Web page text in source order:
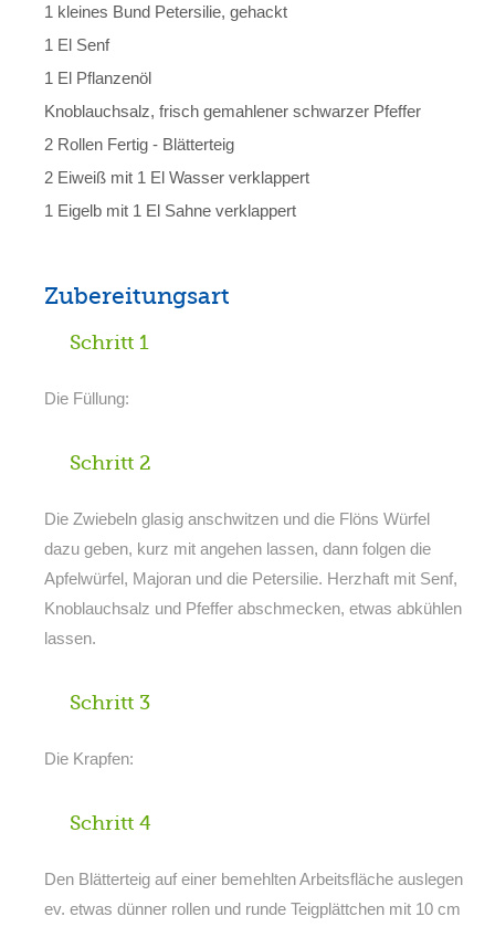
1 kleines Bund Petersilie, gehackt
1 El Senf
1 El Pflanzenöl
Knoblauchsalz, frisch gemahlener schwarzer Pfeffer
2 Rollen Fertig - Blätterteig
2 Eiweiß mit 1 El Wasser verklappert
1 Eigelb mit 1 El Sahne verklappert
Zubereitungsart
Schritt 1
Die Füllung:
Schritt 2
Die Zwiebeln glasig anschwitzen und die Flöns Würfel
dazu geben, kurz mit angehen lassen, dann folgen die
Apfelwürfel, Majoran und die Petersilie. Herzhaft mit Senf,
Knoblauchsalz und Pfeffer abschmecken, etwas abkühlen
lassen.
Schritt 3
Die Krapfen:
Schritt 4
Den Blätterteig auf einer bemehlten Arbeitsfläche auslegen
ev. etwas dünner rollen und runde Teigplättchen mit 10 cm